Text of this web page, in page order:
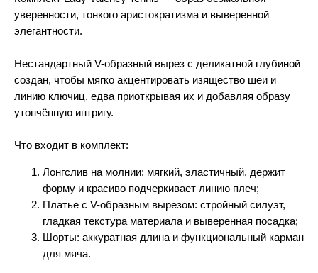
уверенности, тонкого аристократизма и выверенной
элегантности.
Нестандартный V-образный вырез с деликатной глубиной
создан, чтобы мягко акцентировать изящество шеи и
линию ключиц, едва приоткрывая их и добавляя образу
утончённую интригу.
Что входит в комплект:
Лонгслив на молнии: мягкий, эластичный, держит
форму и красиво подчеркивает линию плеч;
Платье с V-образным вырезом: стройный силуэт,
гладкая текстура материала и выверенная посадка;
Шорты: аккуратная длина и функциональный карман
для мяча.